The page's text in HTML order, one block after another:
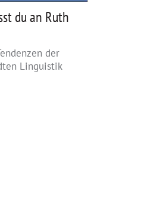
du an Ruth
der
Linguistik